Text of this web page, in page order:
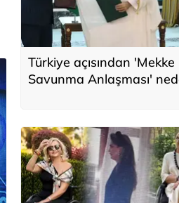
Türkiye açısından 'Mekke
Savunma Anlaşması'